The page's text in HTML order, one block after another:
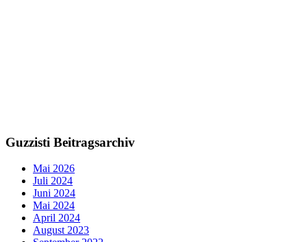
Guzzisti Beitragsarchiv
Mai 2026
Juli 2024
Juni 2024
Mai 2024
April 2024
August 2023